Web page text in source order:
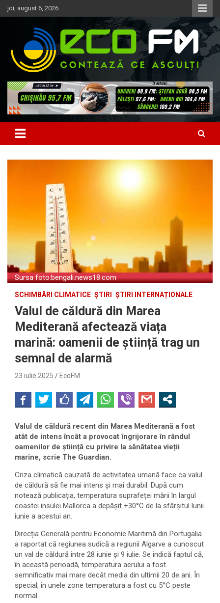
Skip
to
joi, august 6, 2026
EcoFM
Sursa foto:bengali.news18.com
SCHIMBĂRI CLIMATICE ȘTIRI ȘTIRI INTERNAȚIONALE
Valul de căldură din Marea
Mediterană afectează viața
marină: oamenii de știință trag un
semnal de alarmă
23 iulie 2025 EcoFM
Valul de căldură recent din Marea Mediterană a fost
atât de intens încât a provocat îngrijorare în rândul
oamenilor de știință cu privire la sănătatea vieții
marine, scrie The Guardian.
Criza climatică cauzată de activitatea umană face ca valul
de căldură să fie mai intens și mai durabil. După cum
notează publicația, temperatura suprafeței mării în largul
coastei insulei Mallorca a depășit +30°C de la sfârșitul lunii
iunie a acestui an.
Direcția Generală pentru Economie Maritimă din Portugalia
a raportat că regiunea sudică a regiunii Algarve a cunoscut
un val de căldură între 28 iunie și 9 iulie. Se indică faptul că,
în această perioadă, temperatura aerului a fost
semnificativ mai mare decât media din ultimii 20 de ani. În
special, în unele zone temperatura a fost cu 5°C peste
normal.